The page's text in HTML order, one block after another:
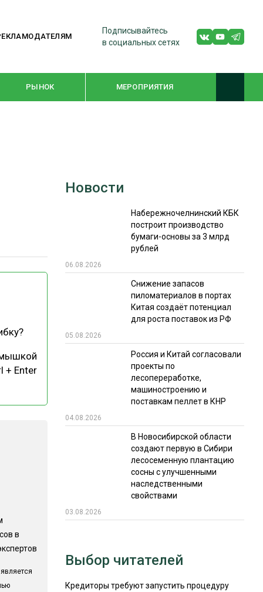
Подписывайтесь
в социальных сетях
РЫНОК МЕРОПРИЯТИЯ
WOODEX-2021
СУШКА ДРЕВЕСИНЫ
ИТОГИ МЕРОПРИЯТИЙ
+ Enter
в
Новости
Набережночелнинский КБК
построит производство
бумаги-основы за 3 млрд
рублей
06.08.2026
Снижение запасов
пиломатериалов в портах
Китая создаёт потенциал
для роста поставок из РФ
05.08.2026
Россия и Китай согласовали
проекты по
лесопереработке,
машиностроению и
поставкам пеллет в КНР
04.08.2026
В Новосибирской области
создают первую в Сибири
лесосеменную плантацию
сосны с улучшенными
наследственными
свойствами
03.08.2026
Выбор читателей
Кредиторы требуют запустить процедуру